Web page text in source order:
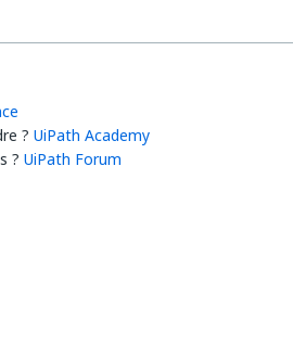
? UiPath Academy
? UiPath Forum